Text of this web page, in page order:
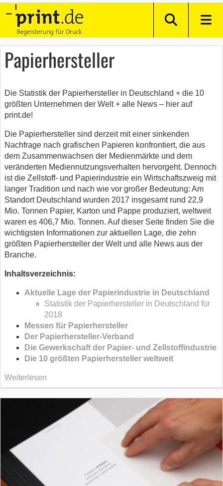
Papierhersteller
Die Statistik der Papierhersteller in Deutschland + die 10
größten Unternehmen der Welt + alle News – hier auf
print.de!
Die Papierhersteller sind derzeit mit einer sinkenden
Nachfrage nach grafischen Papieren konfrontiert, die aus
dem Zusammenwachsen der Medienmärkte und dem
veränderten Mediennutzungsverhalten hervorgeht. Dennoch
ist die Zellstoff- und Papierindustrie ein Wirtschaftszweig mit
langer Tradition und nach wie vor großer Bedeutung: Am
Standort Deutschland wurden 2017 insgesamt rund 22,9
Mio. Tonnen Papier, Karton und Pappe produziert, weltweit
waren es 406,7 Mio. Tonnen. Auf dieser Seite finden Sie die
wichtigsten Informationen zur aktuellen Lage, die zehn
größten Papierhersteller der Welt und alle News aus der
Branche.
Inhaltsverzeichnis:
Aktuelle Lage der Papierindustrie in Deutschland
Statistik der Papierhersteller in Deutschland für
2018
Messen für Papierhersteller
Der Papierhersteller-Verband
Die Gewerkschaft der Papier- und Zellstoffindustrie
Die 10 größten Papierhersteller weltweit
Weiterlesen